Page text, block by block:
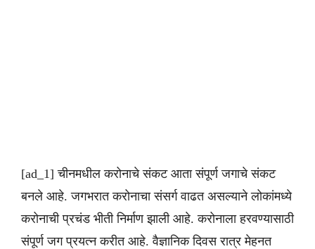
[ad_1] चीनमधील करोनाचे संकट आता संपूर्ण जगाचे संकट
बनले आहे. जगभरात करोनाचा संसर्ग वाढत असल्याने लोकांमध्ये
करोनाची प्रचंड भीती निर्माण झाली आहे. करोनाला हरवण्यासाठी
संपूर्ण जग प्रयत्न करीत आहे. वैज्ञानिक दिवस रात्र मेहनत